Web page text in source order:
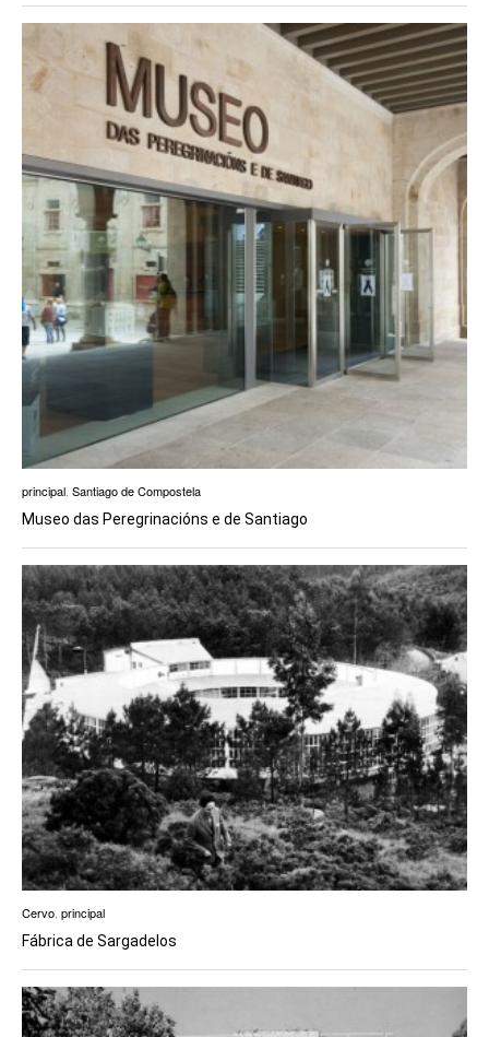
principal Santiago de Compostela
Museo das Peregrinacións e de Santiago
Cervo principal
Fábrica de Sargadelos